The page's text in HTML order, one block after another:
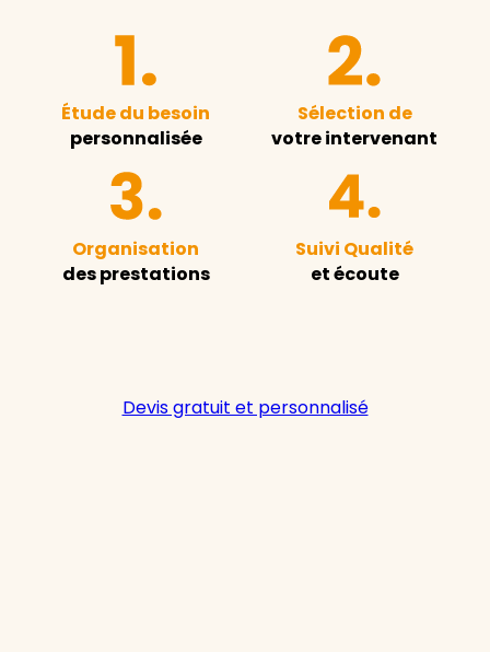
Étude du besoin
personnalisée
Sélection de
votre intervenant
Organisation
des prestations
Suivi Qualité
et écoute
Devis gratuit et personnalisé